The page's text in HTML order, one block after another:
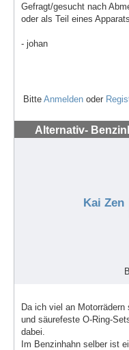
Gefragt/gesucht nach
oder als Teil eines
- johan
Bitte Anmelden oder
Alternativ-
Kai Zen
Da ich viel an
und säurefeste O-Ring-
dabei.
Im Benzinhahn selber ist